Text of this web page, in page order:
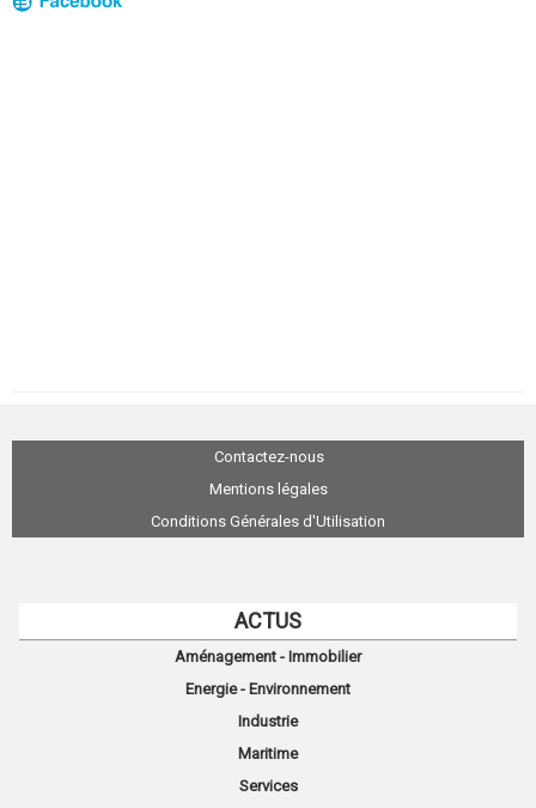
Contactez-nous
Mentions légales
Conditions Générales d'Utilisation
ACTUS
Aménagement - Immobilier
Energie - Environnement
Industrie
Maritime
Services